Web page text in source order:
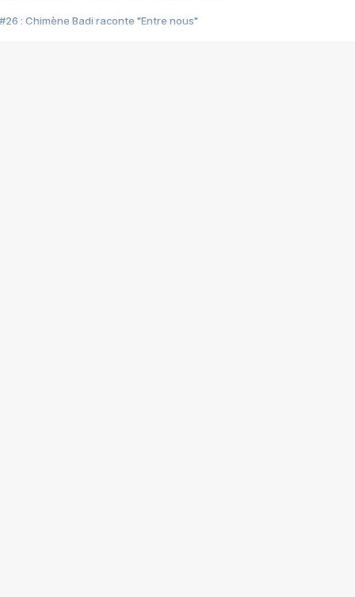
#26 : Chimène Badi raconte "Entre nous"